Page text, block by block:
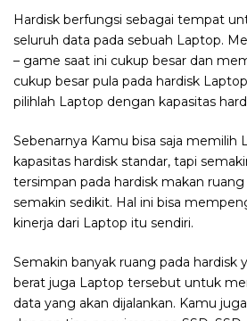
Hardisk berfungsi sebagai tempat
seluruh data pada sebuah Laptop.
– game saat ini cukup besar dan
cukup besar pula pada hardisk
pilihlah Laptop dengan kapasitas
Sebenarnya Kamu bisa saja memilih
kapasitas hardisk standar, tapi
tersimpan pada hardisk makan
semakin sedikit. Hal ini bisa
kinerja dari Laptop itu sendiri.
Semakin banyak ruang pada hardisk
berat juga Laptop tersebut untuk
data yang akan dijalankan. Kamu